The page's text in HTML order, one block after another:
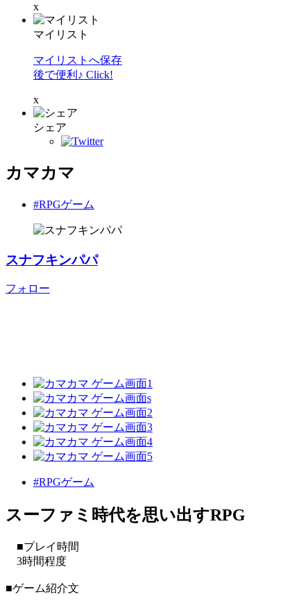
x
マイリスト
マイリストへ保存
後で便利♪ Click!
x
シェア
カマカマ
#RPGゲーム
スナフキンパパ
フォロー
#RPGゲーム
スーファミ時代を思い出すRPG
■プレイ時間
3時間程度
■ゲーム紹介文